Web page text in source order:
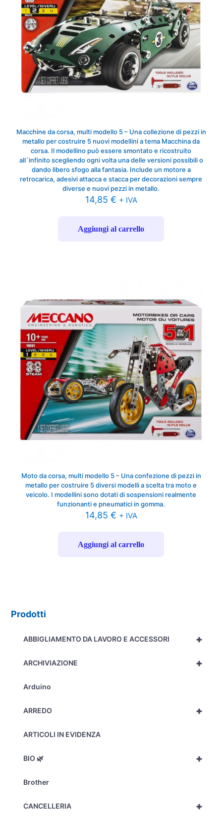
Prodotti
+
ABBIGLIAMENTO DA LAVORO E ACCESSORI
+
ARCHIVIAZIONE
Arduino
+
ARREDO
ARTICOLI IN EVIDENZA
+
BIO 🌿
Brother
+
CANCELLERIA
Macchine da corsa, multi modello 5 – Una collezione di pezzi in
metallo per costruire 5 nuovi modellini a tema Macchina da
corsa. Il modellino può essere smontato e ricostruito
all`infinito scegliendo ogni volta una delle versioni possibili o
dando libero sfogo alla fantasia. Include un motore a
retrocarica, adesivi attacca e stacca per decorazioni sempre
diverse e nuovi pezzi in metallo.
14,85 € + IVA
Aggiungi al carrello
Moto da corsa, multi modello 5 – Una confezione di pezzi in
metallo per costruire 5 diversi modelli a scelta tra moto e
veicolo. I modellini sono dotati di sospensioni realmente
funzionanti e pneumatici in gomma.
14,85 € + IVA
Aggiungi al carrello